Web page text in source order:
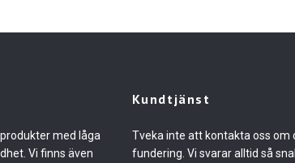
med låga
Vi finns även
Kundtjänst
Tveka inte att kontakta oss om
fundering. Vi svarar alltid så